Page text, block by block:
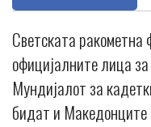
Светската ракометна
официјалните лица
Мундијалот за
бидат и